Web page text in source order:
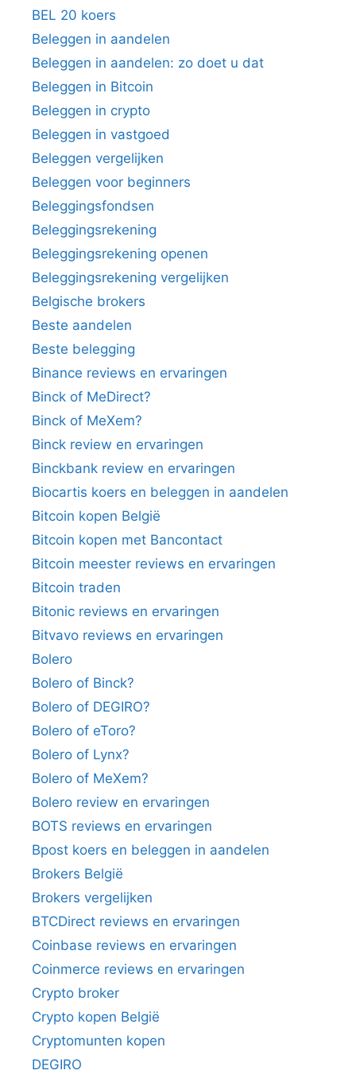
BEL 20 koers
Beleggen in aandelen
Beleggen in aandelen: zo doet u dat
Beleggen in Bitcoin
Beleggen in crypto
Beleggen in vastgoed
Beleggen vergelijken
Beleggen voor beginners
Beleggingsfondsen
Beleggingsrekening
Beleggingsrekening openen
Beleggingsrekening vergelijken
Belgische brokers
Beste aandelen
Beste belegging
Binance reviews en ervaringen
Binck of MeDirect?
Binck of MeXem?
Binck review en ervaringen
Binckbank review en ervaringen
Biocartis koers en beleggen in aandelen
Bitcoin kopen België
Bitcoin kopen met Bancontact
Bitcoin meester reviews en ervaringen
Bitcoin traden
Bitonic reviews en ervaringen
Bitvavo reviews en ervaringen
Bolero
Bolero of Binck?
Bolero of DEGIRO?
Bolero of eToro?
Bolero of Lynx?
Bolero of MeXem?
Bolero review en ervaringen
BOTS reviews en ervaringen
Bpost koers en beleggen in aandelen
Brokers België
Brokers vergelijken
BTCDirect reviews en ervaringen
Coinbase reviews en ervaringen
Coinmerce reviews en ervaringen
Crypto broker
Crypto kopen België
Cryptomunten kopen
DEGIRO